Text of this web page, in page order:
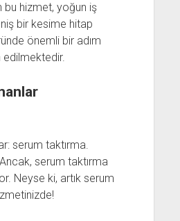
bu hizmet, yoğun iş
bir kesime hitap
önemli bir adım
edilmektedir.
serum taktırma.
serum taktırma
Neyse ki, artık serum